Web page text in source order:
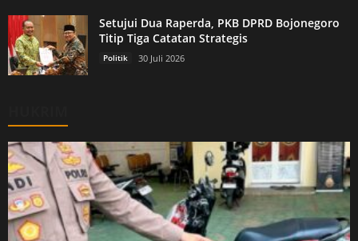
Setujui Dua Raperda, PKB DPRD Bojonegoro
Titip Tiga Catatan Strategis
Politik 30 Juli 2026